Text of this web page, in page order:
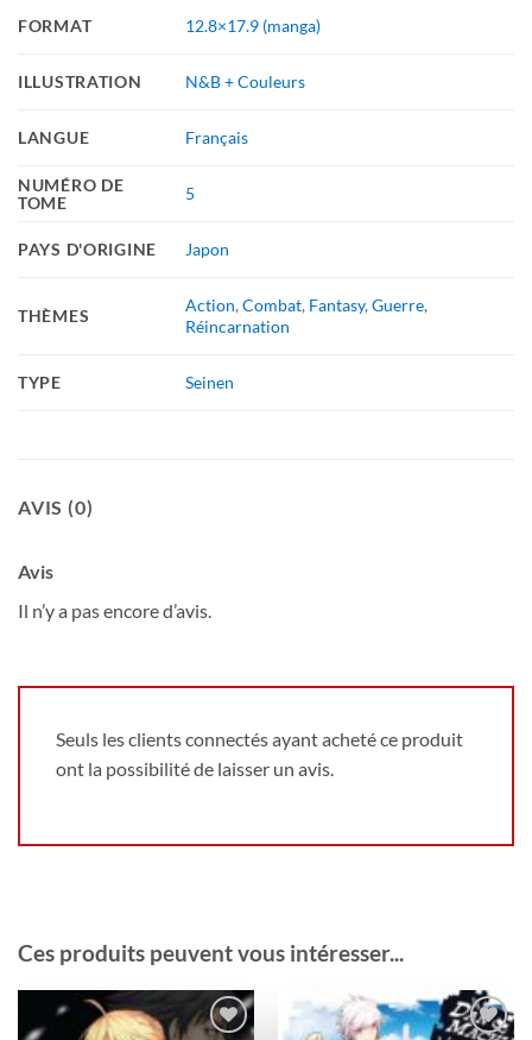
FORMAT 12.8×17.9 (manga)
ILLUSTRATION N&B + Couleurs
LANGUE Français
NUMÉRO DE
TOME
5
PAYS D'ORIGINE Japon
THÈMES
Action,Combat, Fantasy,Guerre,
Réincarnation
TYPE Seinen
AVIS (0)
Avis
Il n’y a pas encore d’avis.
Seuls les clients connectés ayant acheté ce produit
ont la possibilité de laisser un avis.
Ces produits peuvent vous intéresser...